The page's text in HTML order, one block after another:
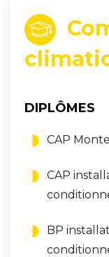
DIPLÔMES
CAP
CAP
BP